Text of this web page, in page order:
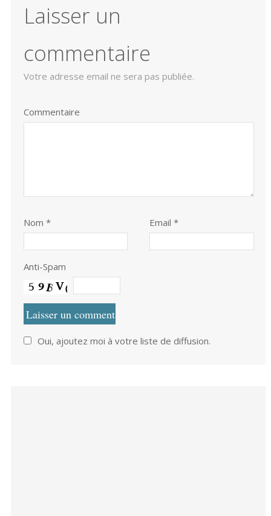
Laisser un
commentaire
Votre adresse email ne sera pas publiée.
Commentaire
Nom * Email *
Anti-Spam
Oui, ajoutez moi à votre liste de diffusion.